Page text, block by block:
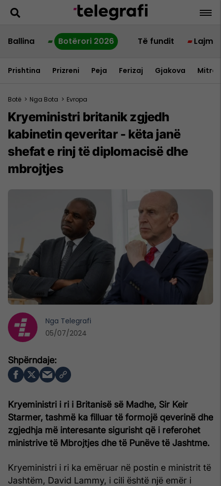
Ballina Botërori 2026 Të fundit Lajme
Prishtina Prizreni Peja Ferizaj Gjakova
Botë > Nga Bota > Evropa
Kryeministri britanik zgjedh
kabinetin qeveritar - këta janë
shefat e rinj të diplomacisë dhe
mbrojtjes
Kryeministri i ri i Britanisë së Madhe, Sir Keir
Starmer, tashmë ka filluar të formojë qeverinë dhe
zgjedhja më interesante sigurisht që i referohet
ministrive të Mbrojtjes dhe të Punëve të Jashtme.
Kryeministri i ri ka emëruar në postin e ministrit të
Jashtëm, David Lammy, i cili është një emër i
Nga Telegrafi
05/07/2024